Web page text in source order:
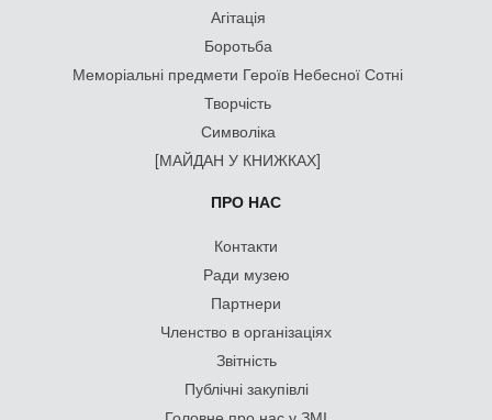
Агітація
Боротьба
Меморіальні предмети Героїв Небесної Сотні
Творчість
Символіка
[МАЙДАН У КНИЖКАХ]
ПРО НАС
Контакти
Ради музею
Партнери
Членство в організаціях
Звітність
Публічні закупівлі